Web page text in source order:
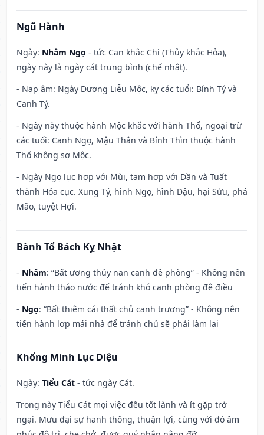
Ngũ Hành
Ngày: Nhâm Ngọ - tức Can khắc Chi (Thủy khắc Hỏa),
ngày này là ngày cát trung bình (chế nhật).
- Nạp âm: Ngày Dương Liễu Mộc, kỵ các tuổi: Bính Tý và
Canh Tý.
- Ngày này thuộc hành Mộc khắc với hành Thổ, ngoại trừ
các tuổi: Canh Ngọ, Mậu Thân và Bính Thìn thuộc hành
Thổ không sợ Mộc.
- Ngày Ngọ lục hợp với Mùi, tam hợp với Dần và Tuất
thành Hỏa cục. Xung Tý, hình Ngọ, hình Dậu, hại Sửu, phá
Mão, tuyệt Hợi.
Bành Tổ Bách Kỵ Nhật
- Nhâm: “Bất ương thủy nan canh đê phòng” - Không nên
tiến hành tháo nước để tránh khó canh phòng đê điều
- Ngọ: “Bất thiêm cái thất chủ canh trương” - Không nên
tiến hành lợp mái nhà để tránh chủ sẽ phải làm lại
Khổng Minh Lục Diệu
Ngày: Tiểu Cát - tức ngày Cát.
Trong này Tiểu Cát mọi việc đều tốt lành và ít gặp trở
ngại. Mưu đại sự hanh thông, thuận lợi, cùng với đó âm